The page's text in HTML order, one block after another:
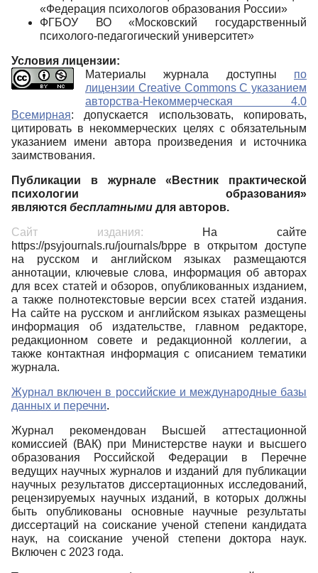
«Федерация психологов образования России»
ФГБОУ ВО «Московский государственный
психолого-педагогический университет»
Условия лицензии:
Материалы журнала доступны по
лицензии Creative Commons С указанием
авторства-Некоммерческая 4.0
Всемирная: допускается использовать, копировать,
цитировать в некоммерческих целях с обязательным
указанием имени автора произведения и источника
заимствования.
Публикации в журнале «Вестник практической
психологии образования»
являются бесплатными для авторов.
Сайт издания: На сайте
https://psyjournals.ru/journals/bppe в открытом доступе
на русском и английском языках размещаются
аннотации, ключевые слова, информация об авторах
для всех статей и обзоров, опубликованных изданием,
а также полнотекстовые версии всех статей издания.
На сайте на русском и английском языках размещены
информация об издательстве, главном редакторе,
редакционном совете и редакционной коллегии, а
также контактная информация с описанием тематики
журнала.
Журнал включен в российские и международные базы
данных и перечни.
Журнал рекомендован Высшей аттестационной
комиссией (ВАК) при Министерстве науки и высшего
образования Российской Федерации в Перечне
ведущих научных журналов и изданий для публикации
научных результатов диссертационных исследований,
рецензируемых научных изданий, в которых должны
быть опубликованы основные научные результаты
диссертаций на соискание ученой степени кандидата
наук, на соискание ученой степени доктора наук.
Включен с 2023 года.